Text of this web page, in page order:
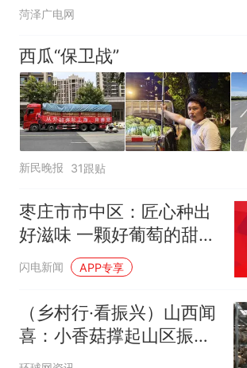
菏泽广电网
西瓜“保卫战”
新民晚报 31跟贴
枣庄市市中区：匠心种出
好滋味 一颗好葡萄的甜蜜
养成记
闪电新闻 APP专享
（乡村行·看振兴）山西闻
喜：小香菇撑起山区振兴
“致富伞”